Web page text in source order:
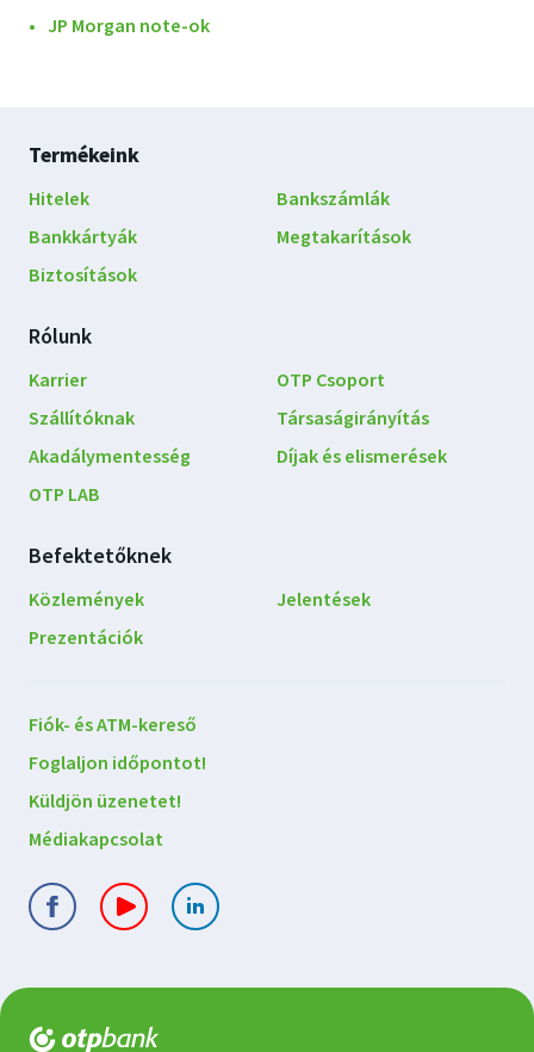
JP Morgan note-ok
Lábléc
navigáció
Termékeink
Hitelek
Bankszámlák
Bankkártyák
Megtakarítások
Biztosítások
Rólunk
Karrier
Szállítóknak
Akadálymentesség
OTP LAB
OTP Csoport
Társaságirányítás
Díjak és elismerések
Befektetőknek
Közlemények
Jelentések
Prezentációk
Lépjen
kapcsolatba
velünk
Fiók- és ATM-kereső
Foglaljon időpontot!
Küldjön üzenetet!
Médiakapcsolat